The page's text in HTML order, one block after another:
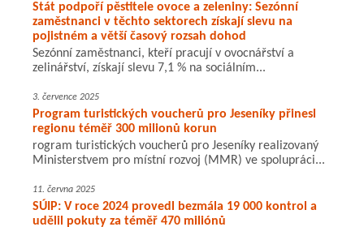
Stát podpoří pěstitele ovoce a zeleniny: Sezónní
zaměstnanci v těchto sektorech získají slevu na
pojistném a větší časový rozsah dohod
Sezónní zaměstnanci, kteří pracují v ovocnářství a
zelinářství, získají slevu 7,1 % na sociálním...
3. července 2025
Program turistických voucherů pro Jeseníky přinesl
regionu téměř 300 milionů korun
rogram turistických voucherů pro Jeseníky realizovaný
Ministerstvem pro místní rozvoj (MMR) ve spolupráci...
11. června 2025
SÚIP: V roce 2024 provedl bezmála 19 000 kontrol a
udělil pokuty za téměř 470 miliónů